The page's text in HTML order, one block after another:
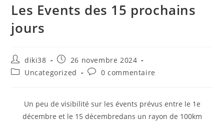
Les Events des 15 prochains
jours
diki38
26 novembre 2024
Uncategorized
0 commentaire
Un peu de visibilité sur les évents prévus entre le 1e
décembre et le 15 décembredans un rayon de 100km